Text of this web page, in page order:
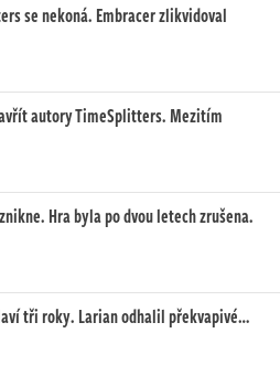
se nekoná. Embracer zlikvidoval
autory TimeSplitters. Mezitím
Hra byla po dvou letech zrušena.
tři roky. Larian odhalil překvapivé…